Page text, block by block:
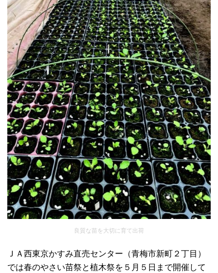
良質な苗を大切に育て出荷
ＪＡ西東京かすみ直売センター（青梅市新町２丁目）
では春のやさい苗祭と植木祭を５月５日まで開催して